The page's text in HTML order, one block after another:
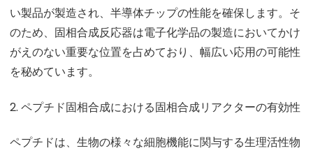
い製品が製造され、半導体チップの性能を確保します。そ
のため、固相合成反応器は電子化学品の製造においてかけ
がえのない重要な位置を占めており、幅広い応用の可能性
を秘めています。
2. ペプチド固相合成における固相合成リアクターの有効性
ペプチドは、生物の様々な細胞機能に関与する生理活性物